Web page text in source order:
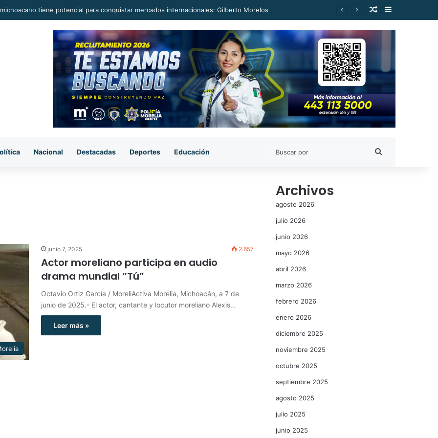
tiene potencial para conquistar mercados internacionales: Gilberto Morelos Publicación al
Barra lateral
Nacional Destacadas Deportes Educación
junio 7, 2025 2.657
Actor moreliano participa en audio
drama mundial “Tú”
Octavio Ortiz García / MoreliActiva Morelia, Michoacán, a 7 de
junio de 2025.- El actor, cantante y locutor moreliano Alexis…
Leer más »
Archivos
agosto 2026
julio 2026
junio 2026
mayo 2026
abril 2026
marzo 2026
febrero 2026
enero 2026
diciembre 2025
noviembre 2025
octubre 2025
septiembre 2025
agosto 2025
julio 2025
junio 2025